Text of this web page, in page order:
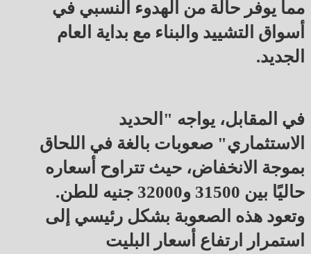
مما يوفر حالة من الهدوء النسبي في
أسواق التشييد والبناء مع بداية العام
الجديد.
في المقابل، يواجه "الحديد
الاستثماري" صعوبات بالغة في اللحاق
بموجة الانخفاض، حيث تتراوح أسعاره
حاليًا بين 31500 و32000 جنيه للطن.
وتعود هذه الصعوبة بشكل رئيسي إلى
استمرار ارتفاع أسعار البليت